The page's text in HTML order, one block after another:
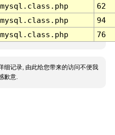
62
94
76
细记录, 由此给您带来的访问不便我
歉意.